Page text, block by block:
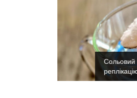
Сольовий